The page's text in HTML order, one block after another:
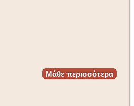
Μάθε περισσότερα